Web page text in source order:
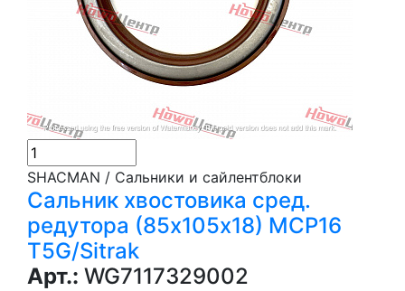
SHACMAN / Сальники и сайлентблоки
Сальник хвостовика сред.
редутора (85х105х18) MCP16
T5G/Sitrak
Арт.: WG7117329002